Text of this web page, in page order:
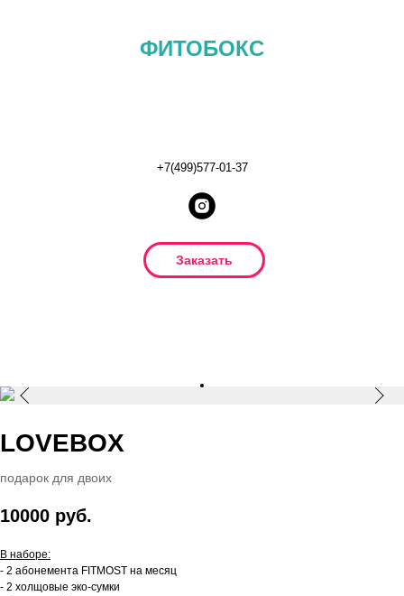
ФИТОБОКС
+7(499)577-01-37
Заказать
LOVEBOX
подарок для двоих
10000 руб.
В наборе:
- 2 абонемента FITMOST на месяц
- 2 холщовые эко-сумки